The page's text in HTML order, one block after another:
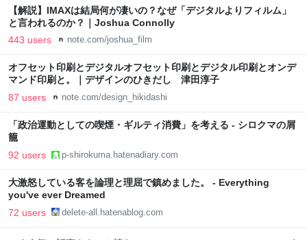
【解説】IMAXは結局何が凄いの？なぜ「デジタルよりフィルム」
と言われるのか？｜Joshua Connolly
443 users note.com/joshua_film
オフセット印刷とデジタルオフセット印刷とデジタル印刷とオンデ
マンド印刷と。｜デザインのひきだし 津田淳子
87 users note.com/design_hikidashi
「政治運動としての喫煙・ギルティ消費」を考える - シロクマの屑
籠
92 users p-shirokuma.hatenadiary.com
大激怒している客を論理と理屈で鎮めました。 - Everything
you've ever Dreamed
72 users delete-all.hatenablog.com